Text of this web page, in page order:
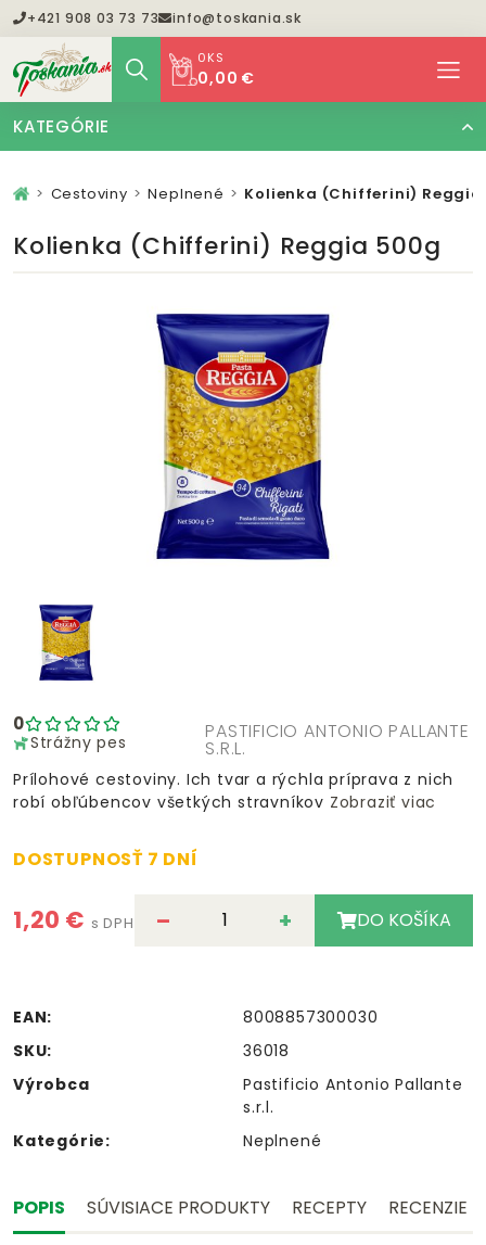
+421 908 03 73 73 info@toskania.sk
0KS
0,00 €
KATEGÓRIE
Cestoviny Neplnené Kolienka (Chifferini) Reggia
Kolienka (Chifferini) Reggia 500g
0
Strážny pes PASTIFICIO ANTONIO PALLANTE
S.R.L.
Prílohové cestoviny. Ich tvar a rýchla príprava z nich
robí obľúbencov všetkých stravníkov Zobraziť viac
DOSTUPNOSŤ 7 DNÍ
1,20 € s DPH – + DO KOŠÍKA
EAN:
8008857300030
SKU:
36018
Výrobca
Pastificio Antonio Pallante
s.r.l.
Kategórie:
Neplnené
POPIS SÚVISIACE PRODUKTY RECEPTY RECENZIE